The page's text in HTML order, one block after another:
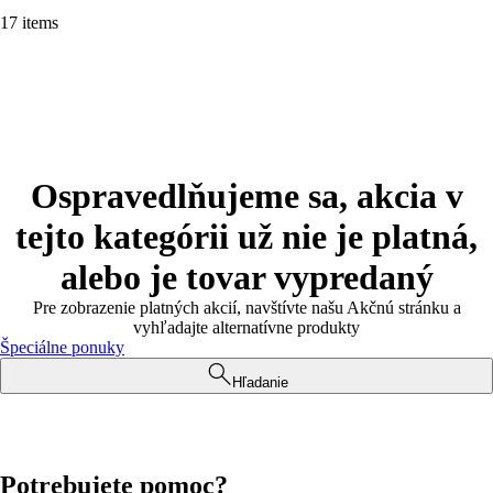
17 items
Ospravedlňujeme sa, akcia v
tejto kategórii už nie je platná,
alebo je tovar vypredaný
Pre zobrazenie platných akcií, navštívte našu Akčnú stránku a
vyhľadajte alternatívne produkty
Špeciálne ponuky
Hľadanie
Potrebujete pomoc?